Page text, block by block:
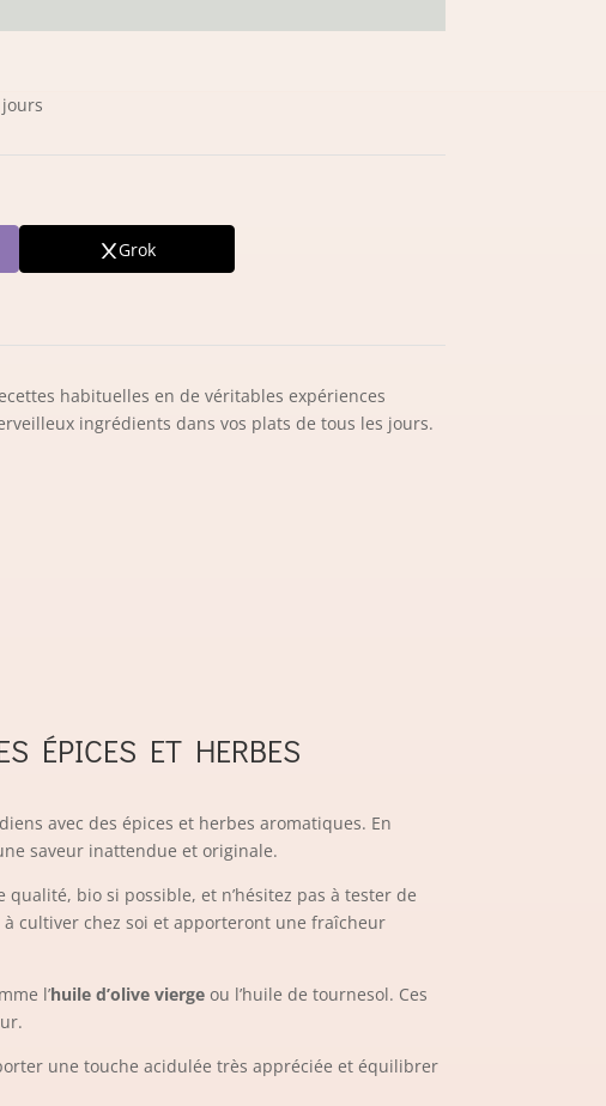
Grok
habituelles en de véritables expériences
ingrédients dans vos plats de tous les jours.
ÉPICES ET HERBES
avec des épices et herbes aromatiques. En
saveur inattendue et originale.
bio si possible, et n’hésitez pas à tester de
cultiver chez soi et apporteront une fraîcheur
l’huile d’olive vierge ou l’huile de tournesol. Ces
une touche acidulée très appréciée et équilibrer